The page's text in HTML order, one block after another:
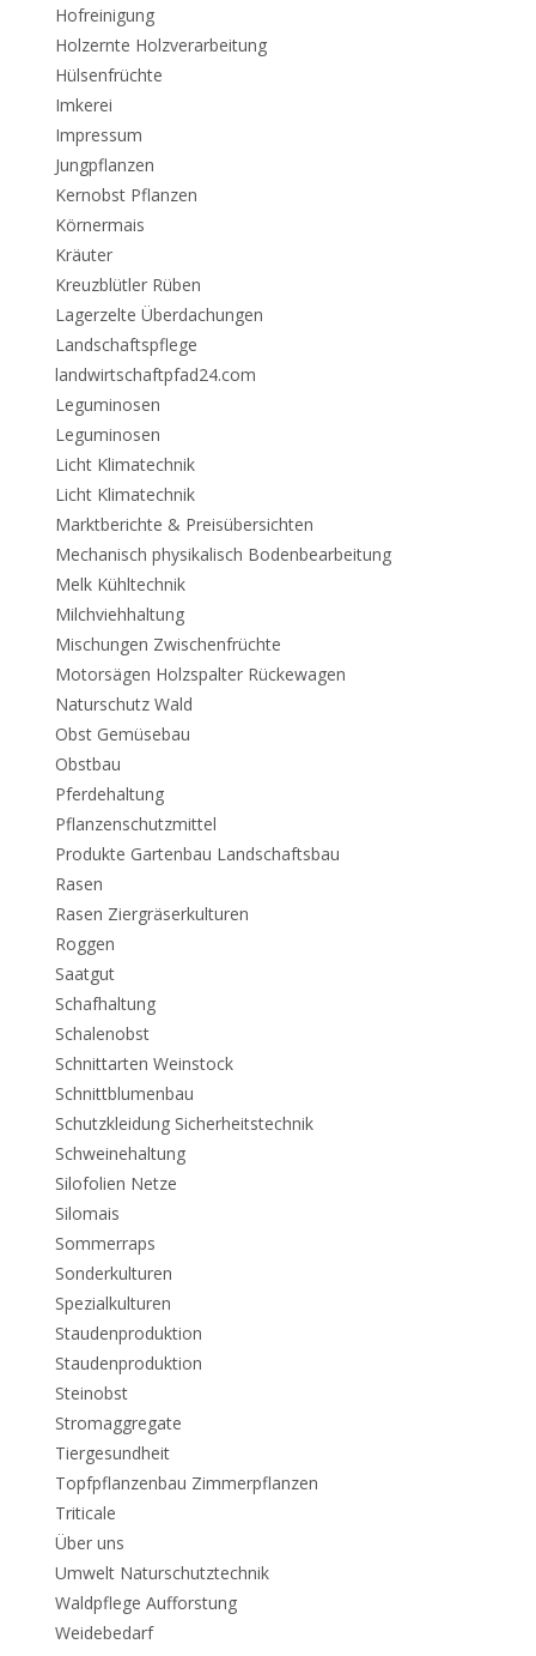
Hofreinigung
Holzernte Holzverarbeitung
Hülsenfrüchte
Imkerei
Impressum
Jungpflanzen
Kernobst Pflanzen
Körnermais
Kräuter
Kreuzblütler Rüben
Lagerzelte Überdachungen
Landschaftspflege
landwirtschaftpfad24.com
Leguminosen
Leguminosen
Licht Klimatechnik
Licht Klimatechnik
Marktberichte & Preisübersichten
Mechanisch physikalisch Bodenbearbeitung
Melk Kühltechnik
Milchviehhaltung
Mischungen Zwischenfrüchte
Motorsägen Holzspalter Rückewagen
Naturschutz Wald
Obst Gemüsebau
Obstbau
Pferdehaltung
Pflanzenschutzmittel
Produkte Gartenbau Landschaftsbau
Rasen
Rasen Ziergräserkulturen
Roggen
Saatgut
Schafhaltung
Schalenobst
Schnittarten Weinstock
Schnittblumenbau
Schutzkleidung Sicherheitstechnik
Schweinehaltung
Silofolien Netze
Silomais
Sommerraps
Sonderkulturen
Spezialkulturen
Staudenproduktion
Staudenproduktion
Steinobst
Stromaggregate
Tiergesundheit
Topfpflanzenbau Zimmerpflanzen
Triticale
Über uns
Umwelt Naturschutztechnik
Waldpflege Aufforstung
Weidebedarf